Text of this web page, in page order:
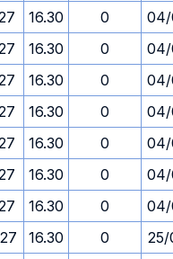
16.30 0
04/
16.30 0
04/
16.30 0
04/
16.30 0
04/
16.30 0
04/
16.30 0
04/
16.30 0
04/
16.30 0
25/